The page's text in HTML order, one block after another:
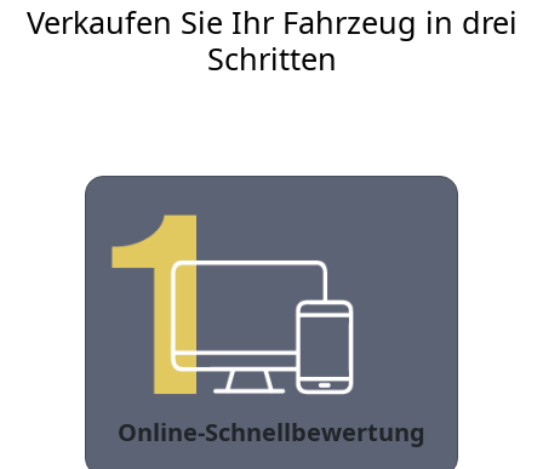
Verkaufen Sie Ihr Fahrzeug in drei
Schritten
Online-Schnellbewertung